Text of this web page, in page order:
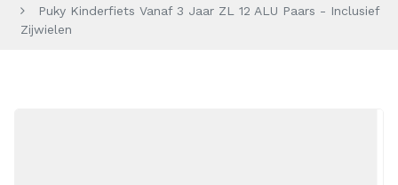
Puky Kinderfiets Vanaf 3 Jaar ZL 12 ALU Paars - Inclusief
Zijwielen